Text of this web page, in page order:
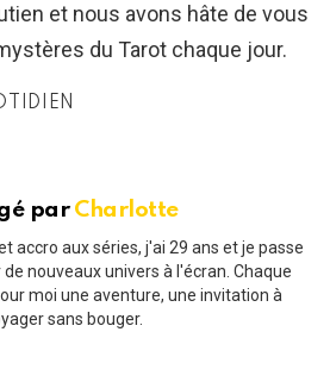
et nous avons hâte de vous
du Tarot chaque jour.
par Charlotte
accro aux séries, j'ai 29 ans et je passe
nouveaux univers à l'écran. Chaque
moi une aventure, une invitation à
sans bouger.